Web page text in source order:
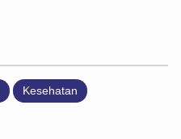
Kesehatan